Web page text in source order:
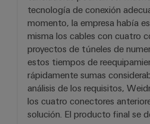
tecnología de conexión
momento, la empresa había
misma los cables con cuatro
proyectos de túneles de
estos tiempos de
rápidamente sumas
análisis de los requisitos,
los cuatro conectores
solución. El producto final se